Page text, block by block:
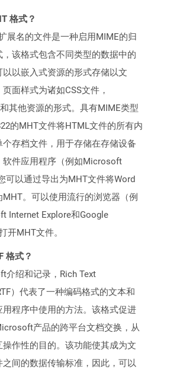
格式？
展名的文件是一种启用MIME的归
，该格式包含不同类型的数据中的
以以嵌入式资源的形式存储以文
面样式为诸如CSS文件，
其他资源的形式。具有MIME类型
的MHT文件将HTML文件的所有内
个存档文件，用于存储在存储设备
软件应用程序（例如Microsoft
可以通过导出为MHT文件将Word
MHT。可以使用流行的浏览器（例
Internet Explore和Google
开MHT文件。
格式？
介绍和记录，Rich Text
）代表了一种编码格式的文本和
用程序中使用的方法。该格式促进
产品的跨平台文档交换，从
操作性的目的。该功能使其成为文
之间的数据传输标准，因此，可以